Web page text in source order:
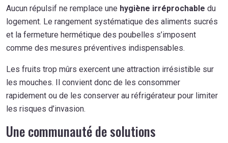
Aucun répulsif ne remplace une hygiène irréprochable du
logement. Le rangement systématique des aliments sucrés
et la fermeture hermétique des poubelles s’imposent
comme des mesures préventives indispensables.
Les fruits trop mûrs exercent une attraction irrésistible sur
les mouches. Il convient donc de les consommer
rapidement ou de les conserver au réfrigérateur pour limiter
les risques d’invasion.
Une communauté de solutions